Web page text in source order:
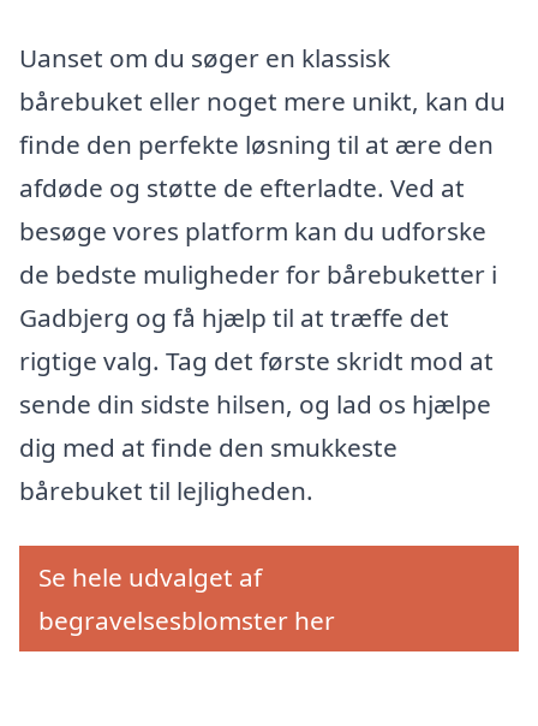
Uanset om du søger en klassisk
bårebuket eller noget mere unikt, kan du
finde den perfekte løsning til at ære den
afdøde og støtte de efterladte. Ved at
besøge vores platform kan du udforske
de bedste muligheder for bårebuketter i
Gadbjerg og få hjælp til at træffe det
rigtige valg. Tag det første skridt mod at
sende din sidste hilsen, og lad os hjælpe
dig med at finde den smukkeste
bårebuket til lejligheden.
Se hele udvalget af
begravelsesblomster her